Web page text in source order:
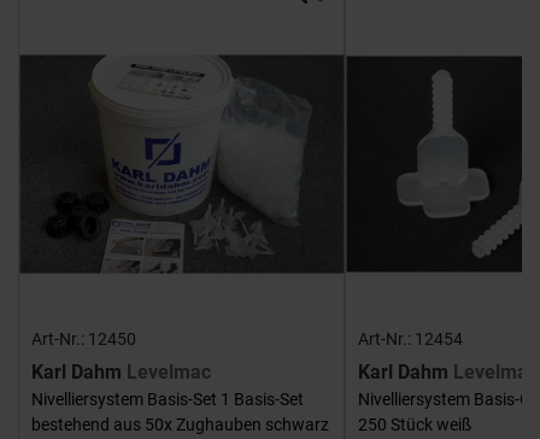
Art-Nr.: 12450
Karl Dahm Levelmac
Nivelliersystem Basis-Set 1 Basis-Set
bestehend aus 50x Zughauben schwarz
Art-Nr.: 12454
Karl Dahm Levelmac
Nivelliersystem Basis-
250 Stück weiß